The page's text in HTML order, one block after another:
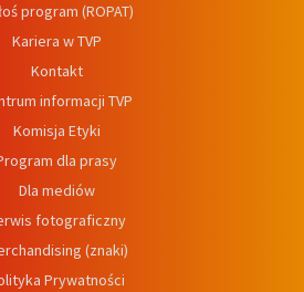
program (ROPAT)
Kariera w TVP
Kontakt
informacji TVP
Komisja Etyki
dla prasy
Dla mediów
fotograficzny
(znaki)
Prywatności